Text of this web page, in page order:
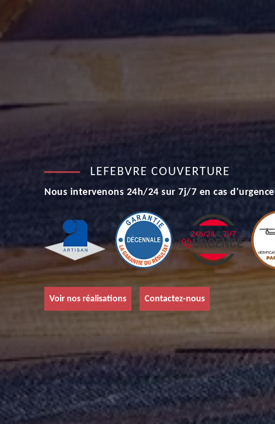
LEFEBVRE COUVERTURE
Nous intervenons 24h/24 sur 7j/7 en cas d'urgence
Voir nos réalisations Contactez-nous